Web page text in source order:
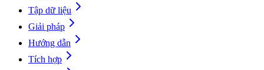
Tập dữ liệu
Giải pháp
Hướng dẫn
Tích hợp